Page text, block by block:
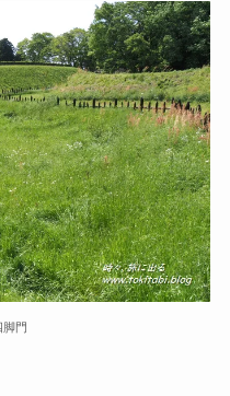
脚門